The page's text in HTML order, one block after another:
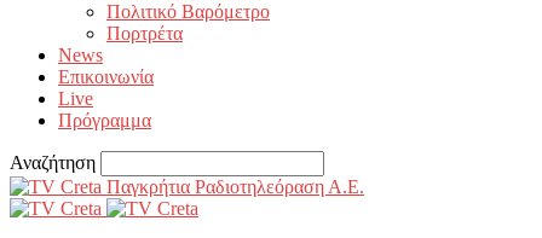
Πολιτικό Βαρόμετρο
Πορτρέτα
News
Επικοινωνία
Live
Πρόγραμμα
Αναζήτηση
Παγκρήτια Ραδιοτηλεόραση Α.Ε.